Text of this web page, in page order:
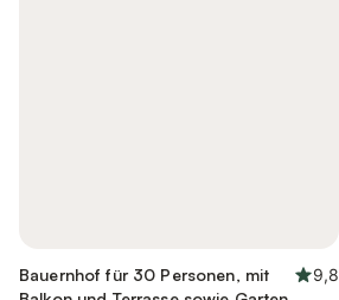
Bauernhof für 30 Personen, mit
9,8